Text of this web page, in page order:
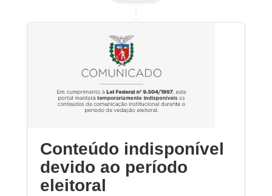
Conteúdo indisponível
devido ao período
eleitoral